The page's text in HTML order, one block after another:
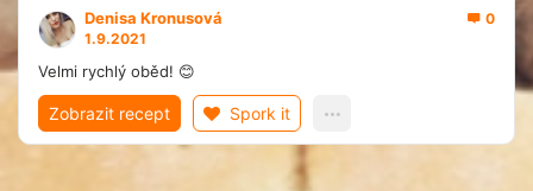
0
Denisa Kronusová
1.9.2021
Velmi rychlý oběd! 😊
Zobrazit recept Spork it